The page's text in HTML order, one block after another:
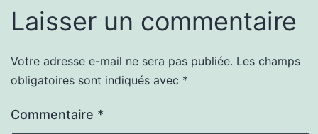
Laisser un commentaire
Votre adresse e-mail ne sera pas publiée. Les champs
obligatoires sont indiqués avec *
Commentaire *